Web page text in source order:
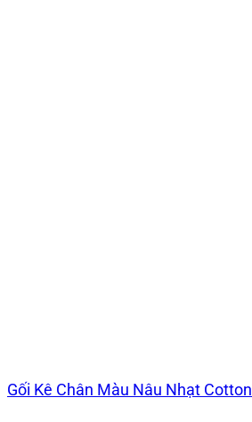
Gối Kê Chân Màu Nâu Nhạt Cotton